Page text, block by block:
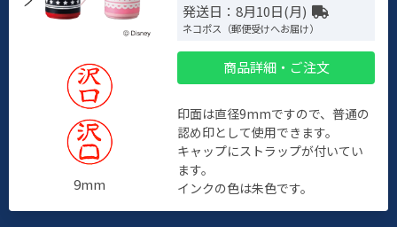
9mm
発送日：8月10日(月)
ネコポス（郵便受けへお届け）
商品詳細・ご注文
印面は直径9mmですので、普通の
認め印として使用できます。
キャップにストラップが付いてい
ます。
インクの色は朱色です。